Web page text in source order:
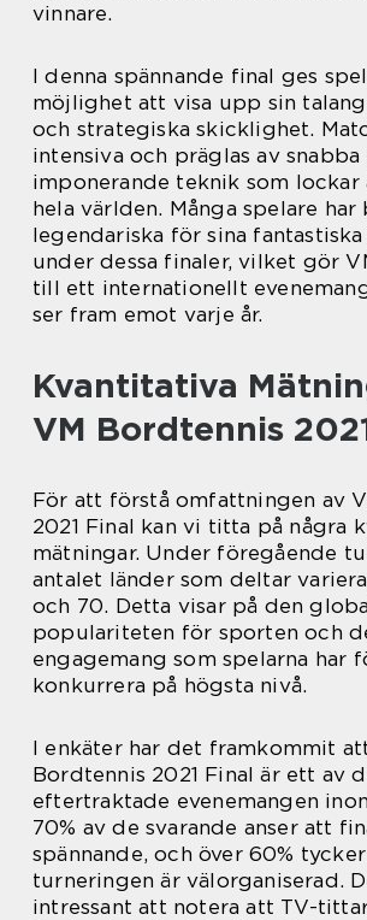
vinnare.
I denna spännande final ges
möjlighet att visa upp sin
och strategiska skicklighet.
intensiva och präglas av
imponerande teknik som lockar
hela världen. Många spelare
legendariska för sina
under dessa finaler, vilket gör
till ett internationellt
ser fram emot varje år.
Kvantitativa
VM Bordtennis
För att förstå omfattningen av
2021 Final kan vi titta på några
mätningar. Under föregående
antalet länder som deltar
och 70. Detta visar på den
populariteten för sporten och
engagemang som spelarna har
konkurrera på högsta nivå.
I enkäter har det framkommit
Bordtennis 2021 Final är ett av
eftertraktade evenemangen
70% av de svarande anser att
spännande, och över 60%
turneringen är välorganiserad.
intressant att notera att TV-